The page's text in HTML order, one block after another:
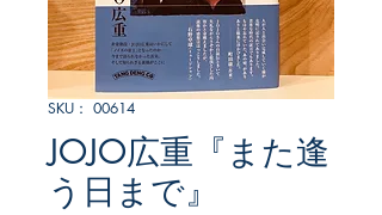
SKU： 00614
JOJO広重『また逢
う日まで』